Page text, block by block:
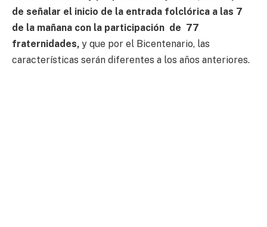
de señalar el inicio de la entrada folclórica a las 7
de la mañana con la participación de 77
fraternidades, y que por el Bicentenario, las
características serán diferentes a los años anteriores.